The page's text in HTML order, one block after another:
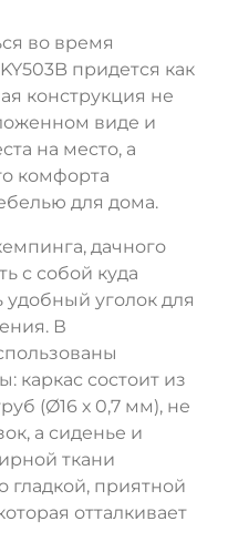
во время
придется как
конструкция не
виде и
на место, а
комфорта
для дома.
дачного
с собой куда
удобный уголок для
В
каркас состоит из
(Ø16 х 0,7 мм), не
а сиденье и
ткани
гладкой, приятной
отталкивает